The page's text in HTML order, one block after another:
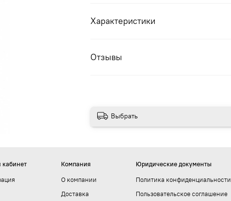
Характеристики
Отзывы
Выбрать
Компания
О компании
Доставка
Юридические документы
Политика конфиденциальности
Пользовательское соглашение